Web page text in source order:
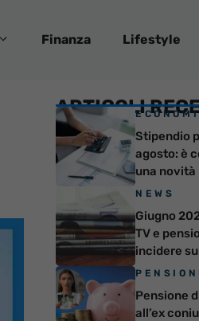
Finanza Lifestyle
ARTICOLI
Stipendio
agosto: è
una
NEWS
Giugno
TV e
incidere
Pensione
all’ex